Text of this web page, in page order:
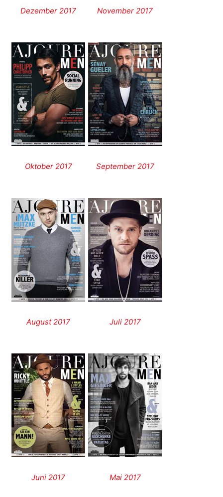
Dezember 2017 November 2017
Oktober 2017 September 2017
August 2017 Juli 2017
Juni 2017 Mai 2017